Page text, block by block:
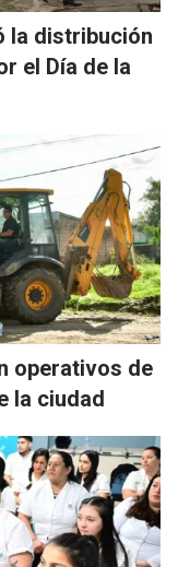
la distribución
el Día de la
operativos de
la ciudad